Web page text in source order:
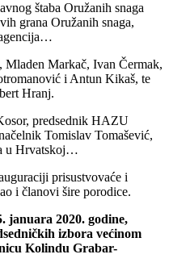
štaba Oružanih snaga
grana Oružanih snaga,
Mladen Markač, Ivan Čermak,
i Antun Kikaš, te
Hranj.
predsednik HAZU
Tomislav Tomašević,
u Hrvatskoj…
prisustvovaće i
i članovi šire porodice.
januara 2020. godine,
izbora većinom
Kolindu Grabar-